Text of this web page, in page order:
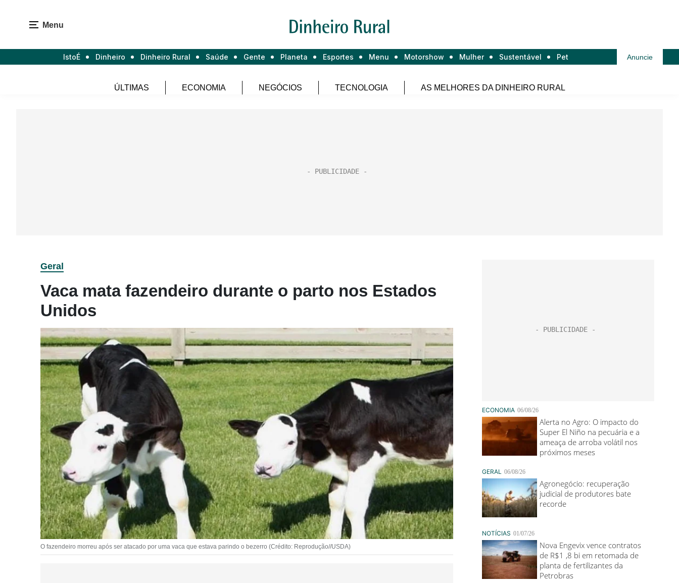
Menu
IstoÉ Dinheiro Dinheiro Rural Saúde Gente Planeta Esportes Menu Motorshow Mulher Sustentável Pet Anuncie
ÚLTIMAS ECONOMIA NEGÓCIOS TECNOLOGIA AS MELHORES DA DINHEIRO RURAL
Geral
Vaca mata fazendeiro durante o parto nos Estados
Unidos
O fazendeiro morreu após ser atacado por uma vaca que estava parindo o bezerro (Crédito: Reprodução//USDA)